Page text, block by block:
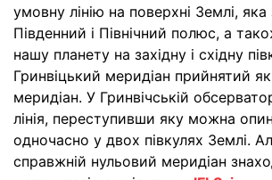
умовну лінію на поверхні Землі, яка
Південний і Північний полюс, а
нашу планету на західну і східну
Гринвіцький меридіан прийнятий
меридіан. У Гринвічській
лінія, переступивши яку можна
одночасно у двох півкулях Землі.
справжній нульовий меридіан